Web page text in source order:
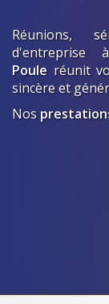
Réunions,
d'entreprise
Poule réunit
sincère et
Nos